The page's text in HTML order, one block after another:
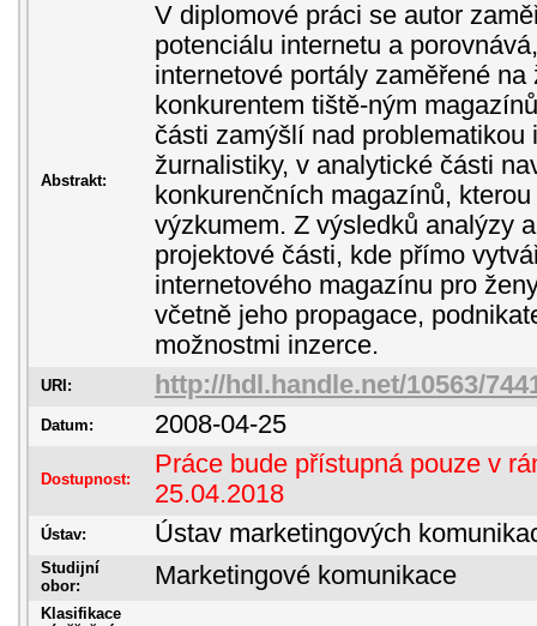
Abstrakt:
V diplomové práci se autor
potenciálu internetu a
internetové portály zaměřené na
konkurentem tiště-ným
části zamýšlí nad problematikou
žurnalistiky, v analytické části
konkurenčních magazínů,
výzkumem. Z výsledků analýzy
projektové části, kde přímo
internetového magazínu pro
včetně jeho propagace,
možnostmi inzerce.
URI: http://hdl.handle.net/10563/
Datum: 2008-04-25
Dostupnost:
Práce bude přístupná pouze v
25.04.2018
Ústav: Ústav marketingových
Studijní
obor:
Marketingové komunikace
Klasifikace